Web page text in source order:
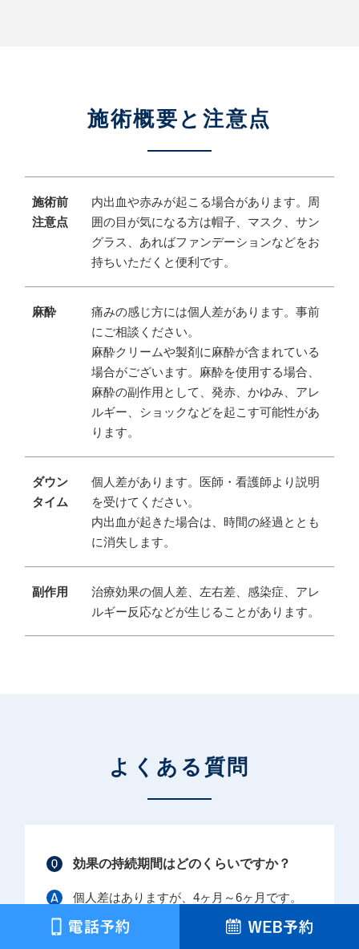
施術概要と注意点
施術前
注意点
内出血や赤みが起こる場合があります。周
囲の目が気になる方は帽子、マスク、サン
グラス、あればファンデーションなどをお
持ちいただくと便利です。
麻酔
痛みの感じ方には個人差があります。事前
にご相談ください。
麻酔クリームや製剤に麻酔が含まれている
場合がございます。麻酔を使用する場合、
麻酔の副作用として、発赤、かゆみ、アレ
ルギー、ショックなどを起こす可能性があ
ります。
ダウン
タイム
個人差があります。医師・看護師より説明
を受けてください。
内出血が起きた場合は、時間の経過ととも
に消失します。
副作用
治療効果の個人差、左右差、感染症、アレ
ルギー反応などが生じることがあります。
よくある質問
効果の持続期間はどのくらいですか？
個人差はありますが、4ヶ月～6ヶ月です。